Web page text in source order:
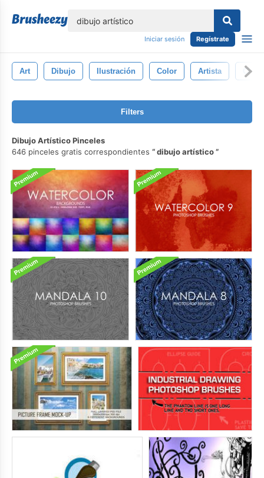
Iniciar sesión Regístrate
Art Dibujo Ilustración Color Artista
Filters
Dibujo Artístico Pinceles
646 pinceles gratis correspondientes
dibujo artístico